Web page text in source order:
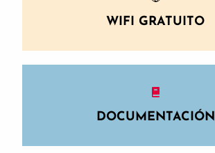
WIFI GRATUITO
DOCUMENTACIÓN